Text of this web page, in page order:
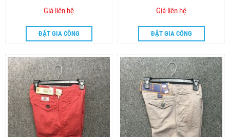
Giá liên hệ
ĐẶT GIA CÔNG
Giá liên hệ
ĐẶT GIA CÔNG